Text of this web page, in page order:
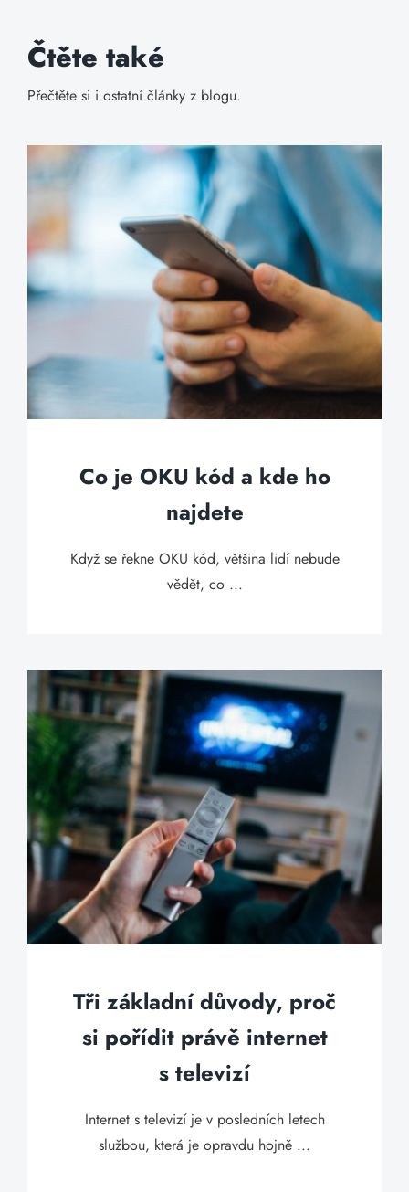
Čtěte také
Přečtěte si i ostatní články z blogu.
Co je OKU kód a kde ho
najdete
Když se řekne OKU kód, většina lidí nebude
vědět, co ...
Tři základní důvody, proč
si pořídit právě internet
s televizí
Internet s televizí je v posledních letech
službou, která je opravdu hojně ...